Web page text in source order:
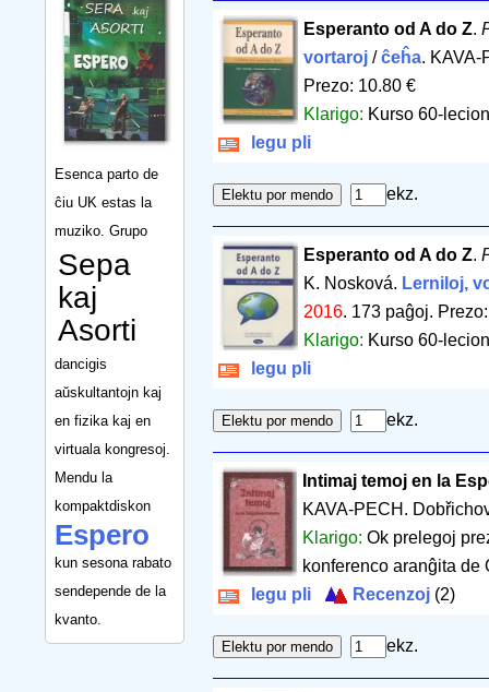
Esenca parto de
ĉiu UK estas la
muziko. Grupo
Sepa
kaj
Asorti
dancigis
aŭskultantojn kaj
en fizika kaj en
virtuala kongresoj.
Mendu la
kompaktdiskon
Espero
kun sesona rabato
sendepende de la
kvanto.
Esperanto od A do Z.
vortaroj/ĉeĥa. KAVA-
Prezo: 10.80 €
Klarigo: Kurso 60-
legu pli
ekz.
Esperanto od A do Z.
K. Nosková. Lerniloj,
2016. 173 paĝoj.
Klarigo: Kurso 60-
legu pli
ekz.
Intimaj temoj en la
KAVA-PECH.
Klarigo: Ok prelegoj
konferenco aranĝita de
legu pli
Recenzoj (2)
ekz.